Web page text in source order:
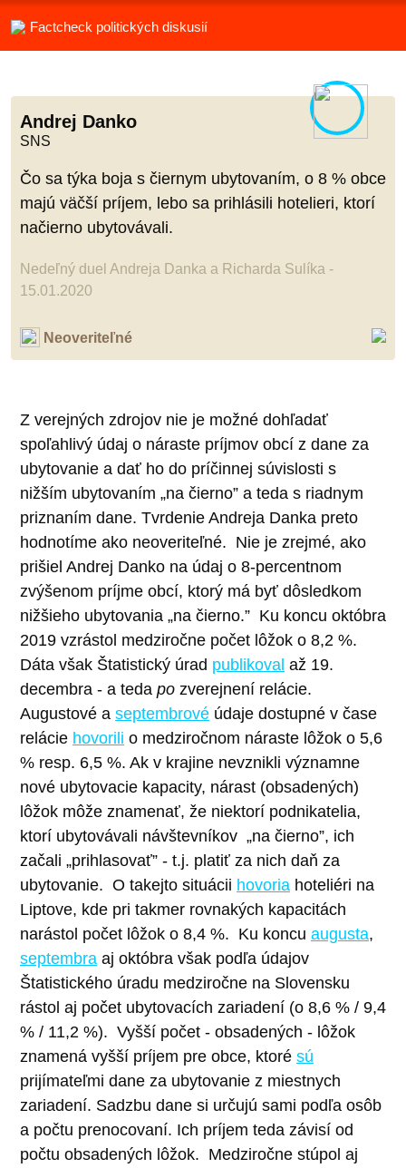
Factcheck politických diskusií
Andrej Danko
SNS
Čo sa týka boja s čiernym ubytovaním, o 8 % obce
majú väčší príjem, lebo sa prihlásili hotelieri, ktorí
načierno ubytovávali.
Nedeľný duel Andreja Danka a Richarda Sulíka -
15.01.2020
Neoveriteľné
Z verejných zdrojov nie je možné dohľadať
spoľahlivý údaj o náraste príjmov obcí z dane za
ubytovanie a dať ho do príčinnej súvislosti s
nižším ubytovaním „na čierno” a teda s riadnym
priznaním dane. Tvrdenie Andreja Danka preto
hodnotíme ako neoveriteľné. Nie je zrejmé, ako
prišiel Andrej Danko na údaj o 8-percentnom
zvýšenom príjme obcí, ktorý má byť dôsledkom
nižšieho ubytovania „na čierno.” Ku koncu októbra
2019 vzrástol medziročne počet lôžok o 8,2 %.
Dáta však Štatistický úrad publikoval až 19.
decembra - a teda po zverejnení relácie.
Augustové a septembrové údaje dostupné v čase
relácie hovorili o medziročnom náraste lôžok o 5,6
% resp. 6,5 %. Ak v krajine nevznikli významne
nové ubytovacie kapacity, nárast (obsadených)
lôžok môže znamenať, že niektorí podnikatelia,
ktorí ubytovávali návštevníkov „na čierno”, ich
začali „prihlasovať” - t.j. platiť za nich daň za
ubytovanie. O takejto situácii hovoria hoteliéri na
Liptove, kde pri takmer rovnakých kapacitách
narástol počet lôžok o 8,4 %. Ku koncu augusta,
septembra aj októbra však podľa údajov
Štatistického úradu medziročne na Slovensku
rástol aj počet ubytovacích zariadení (o 8,6 % / 9,4
% / 11,2 %). Vyšší počet - obsadených - lôžok
znamená vyšší príjem pre obce, ktoré sú
prijímateľmi dane za ubytovanie z miestnych
zariadení. Sadzbu dane si určujú sami podľa osôb
a počtu prenocovaní. Ich príjem teda závisí od
počtu obsadených lôžok. Medziročne stúpol aj